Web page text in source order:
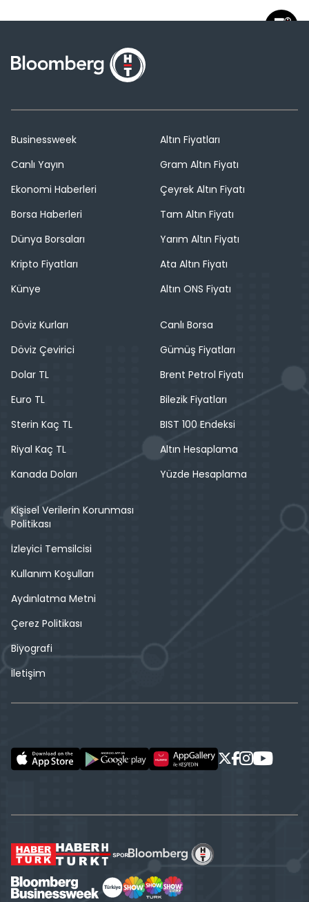
Businessweek
Canlı Yayın
Ekonomi Haberleri
Borsa Haberleri
Dünya Borsaları
Kripto Fiyatları
Künye
Altın Fiyatları
Gram Altın Fiyatı
Çeyrek Altın Fiyatı
Tam Altın Fiyatı
Yarım Altın Fiyatı
Ata Altın Fiyatı
Altın ONS Fiyatı
Döviz Kurları
Döviz Çevirici
Dolar TL
Euro TL
Sterin Kaç TL
Riyal Kaç TL
Kanada Doları
Canlı Borsa
Gümüş Fiyatları
Brent Petrol Fiyatı
Bilezik Fiyatları
BIST 100 Endeksi
Altın Hesaplama
Yüzde Hesaplama
Kişisel Verilerin Korunması
Politikası
İzleyici Temsilcisi
Kullanım Koşulları
Aydınlatma Metni
Çerez Politikası
Biyografi
İletişim